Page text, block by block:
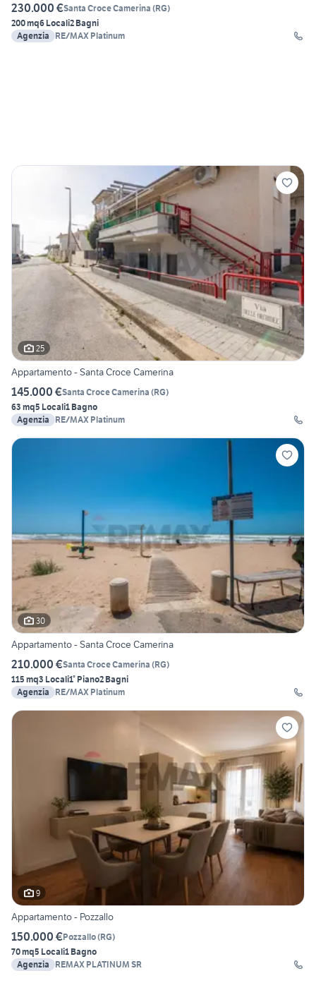
230.000 €Santa Croce Camerina (RG)
200 mq6 Locali2 Bagni
Agenzia
RE/MAX Platinum
25
Appartamento - Santa Croce Camerina
145.000 €Santa Croce Camerina (RG)
63 mq5 Locali1 Bagno
Agenzia
RE/MAX Platinum
30
Appartamento - Santa Croce Camerina
210.000 €Santa Croce Camerina (RG)
115 mq3 Locali1° Piano2 Bagni
Agenzia
RE/MAX Platinum
9
Appartamento - Pozzallo
150.000 €Pozzallo(RG)
70 mq5 Locali1 Bagno
Agenzia
REMAX PLATINUM SR